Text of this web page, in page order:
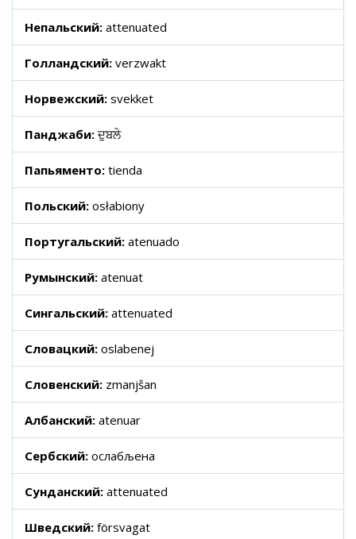
Непальский: attenuated
Голландский: verzwakt
Норвежский: svekket
Панджаби: ਦੁਬਲੇ
Папьяменто: tienda
Польский: osłabiony
Португальский: atenuado
Румынский: atenuat
Сингальский: attenuated
Словацкий: oslabenej
Словенский: zmanjšan
Албанский: atenuar
Сербский: ослабљена
Сунданский: attenuated
Шведский: försvagat